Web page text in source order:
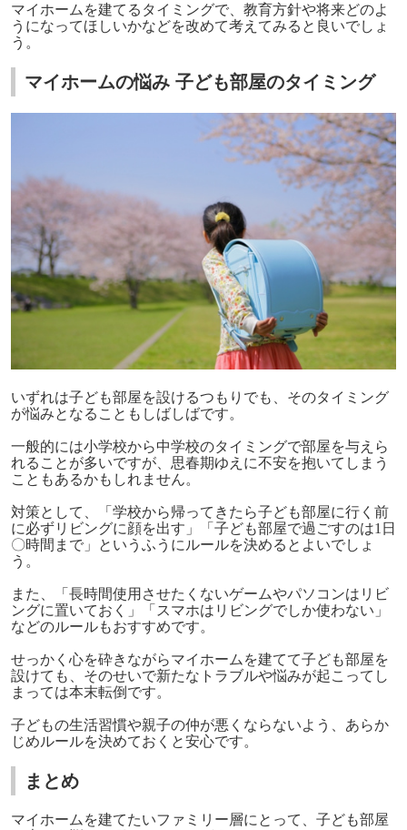
マイホームを建てるタイミングで、教育方針や将来どのよ
うになってほしいかなどを改めて考えてみると良いでしょ
う。
マイホームの悩み 子ども部屋のタイミング
いずれは子ども部屋を設けるつもりでも、そのタイミング
が悩みとなることもしばしばです。
一般的には小学校から中学校のタイミングで部屋を与えら
れることが多いですが、思春期ゆえに不安を抱いてしまう
こともあるかもしれません。
対策として、「学校から帰ってきたら子ども部屋に行く前
に必ずリビングに顔を出す」「子ども部屋で過ごすのは1日
〇時間まで」というふうにルールを決めるとよいでしょ
う。
また、「長時間使用させたくないゲームやパソコンはリビ
ングに置いておく」「スマホはリビングでしか使わない」
などのルールもおすすめです。
せっかく心を砕きながらマイホームを建てて子ども部屋を
設けても、そのせいで新たなトラブルや悩みが起こってし
まっては本末転倒です。
子どもの生活習慣や親子の仲が悪くならないよう、あらか
じめルールを決めておくと安心です。
まとめ
マイホームを建てたいファミリー層にとって、子ども部屋